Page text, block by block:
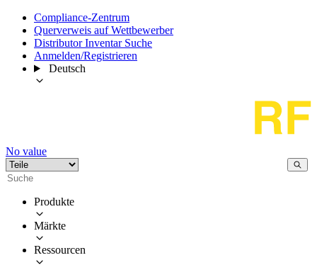
Compliance-Zentrum
Querverweis auf Wettbewerber
Distributor Inventar Suche
Anmelden/Registrieren
Deutsch
No value
Produkte
Märkte
Ressourcen